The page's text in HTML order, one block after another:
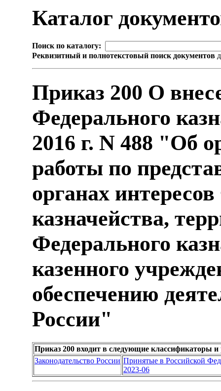
Каталог
Поиск по каталогу:
Реквизитный и полнотекстовый поиск документов
Приказ 200 О
Федерального
2016 г. N 488 "Об
работы по
органах
казначейства,
Федерального
казенного
обеспечению
России"
Приказ 200 входит в следующие классификаторы и
Законодательство России Принятые в Российской
2023-06